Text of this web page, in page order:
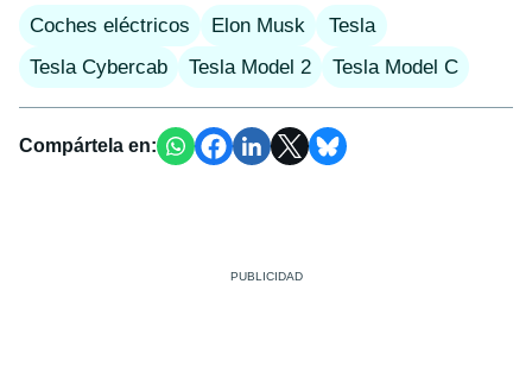
Coches eléctricos Elon Musk
Tesla
Tesla Cybercab
Tesla Model 2 Tesla Model C
Compártela en: